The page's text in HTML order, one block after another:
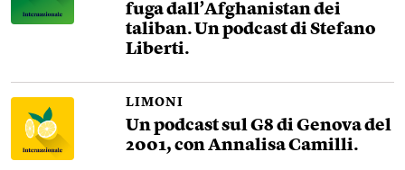
fuga dall’Afghanistan dei
taliban. Un podcast di Stefano
Liberti.
LIMONI
Un podcast sul G8 di Genova del
2001, con Annalisa Camilli.